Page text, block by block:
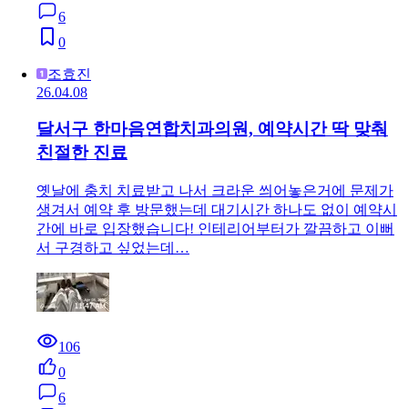
6
0
조효진
26.04.08
달서구 한마음연합치과의원, 예약시간 딱 맞춰
친절한 진료
옛날에 충치 치료받고 나서 크라운 씌어놓은거에 문제가
생겨서 예약 후 방문했는데 대기시간 하나도 없이 예약시
간에 바로 입장했습니다! 인테리어부터가 깔끔하고 이뻐
서 구경하고 싶었는데…
106
0
6